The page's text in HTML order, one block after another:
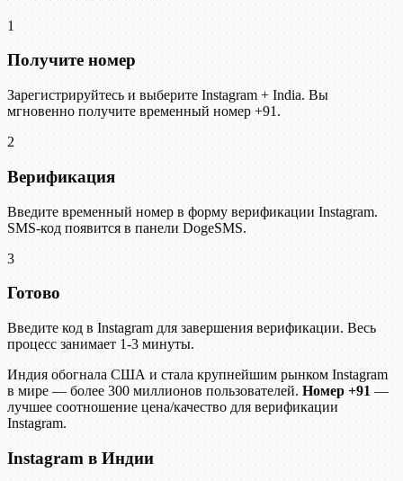
1
Получите номер
Зарегистрируйтесь и выберите Instagram + India. Вы
мгновенно получите временный номер +91.
2
Верификация
Введите временный номер в форму верификации Instagram.
SMS-код появится в панели DogeSMS.
3
Готово
Введите код в Instagram для завершения верификации. Весь
процесс занимает 1-3 минуты.
Индия обогнала США и стала крупнейшим рынком Instagram
в мире — более 300 миллионов пользователей. Номер +91 —
лучшее соотношение цена/качество для верификации
Instagram.
Instagram в Индии